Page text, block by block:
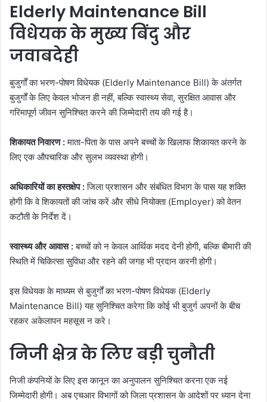
Elderly Maintenance Bill
विधेयक के मुख्य बिंदु और
जवाबदेही
बुजुर्गों का भरण-पोषण विधेयक (Elderly Maintenance Bill) के अंतर्गत
बुजुर्गों के लिए केवल भोजन ही नहीं, बल्कि स्वास्थ्य सेवा, सुरक्षित आवास और
गरिमापूर्ण जीवन सुनिश्चित करने की जिम्मेदारी तय की गई है।
शिकायत निवारण :माता-पिता के पास अपने बच्चों के खिलाफ शिकायत करने के
लिए एक औपचारिक और सुलभ व्यवस्था होगी।
अधिकारियों का हस्तक्षेप :जिला प्रशासन और संबंधित विभाग के पास यह शक्ति
होगी कि वे शिकायतों की जांच करें और सीधे नियोक्ता (Employer) को वेतन
कटौती के निर्देश दें।
स्वास्थ्य और आवास :बच्चों को न केवल आर्थिक मदद देनी होगी, बल्कि बीमारी की
स्थिति में चिकित्सा सुविधा और रहने की जगह भी प्रदान करनी होगी।
इस विधेयक के माध्यम से बुजुर्गों का भरण-पोषण विधेयक (Elderly
Maintenance Bill) यह सुनिश्चित करेगा कि कोई भी बुजुर्ग अपनों के बीच
रहकर अकेलापन महसूस न करे।
निजी क्षेत्र के लिए बड़ी चुनौती
निजी कंपनियों के लिए इस कानून का अनुपालन सुनिश्चित करना एक नई
जिम्मेदारी होगी। अब एचआर विभागों को जिला प्रशासन के आदेशों पर ध्यान देना